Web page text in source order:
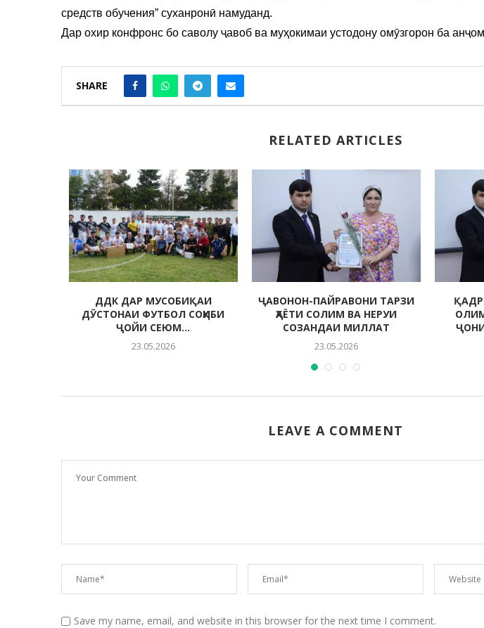
средств обучения” суханронӣ намуданд.
Дар охир конфронс бо саволу ҷавоб ва муҳокимаи устодону омӯзгорон ба
SHARE
RELATED ARTICLES
ДДК ДАР МУСОБИҚАИ
ДӮСТОНАИ ФУТБОЛ СОҲИБИ
ҶОЙИ СЕЮМ...
23.05.2026
ҶАВОНОН-ПАЙРАВОНИ ТАРЗИ
ҲАЁТИ СОЛИМ ВА НЕРУИ
СОЗАНДАИ МИЛЛАТ
23.05.2026
LEAVE A COMMENT
Save my name, email, and website in this browser for the next time I comment.